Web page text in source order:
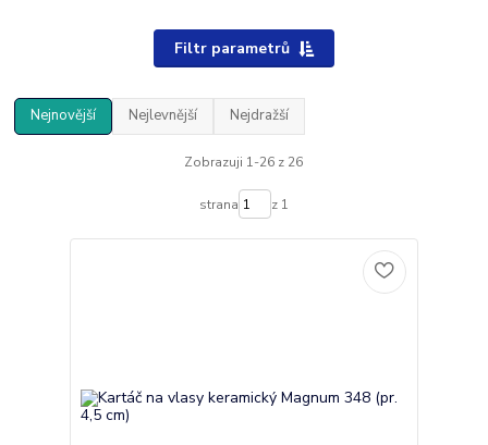
Filtr parametrů
Nejnovější Nejlevnější Nejdražší
Zobrazuji 1-26 z 26
strana z 1